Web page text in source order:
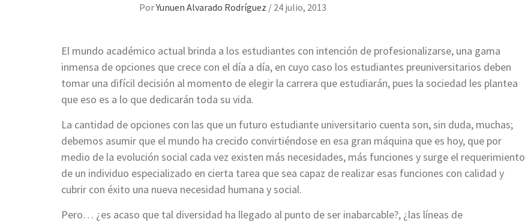
PorYunuen Alvarado Rodríguez / 24 julio, 2013
El mundo académico actual brinda a los estudiantes con intención de profesionalizarse, una gama
inmensa de opciones que crece con el día a día, en cuyo caso los estudiantes preuniversitarios deben
tomar una difícil decisión al momento de elegir la carrera que estudiarán, pues la sociedad les plantea
que eso es a lo que dedicarán toda su vida.
La cantidad de opciones con las que un futuro estudiante universitario cuenta son, sin duda, muchas;
debemos asumir que el mundo ha crecido convirtiéndose en esa gran máquina que es hoy, que por
medio de la evolución social cada vez existen más necesidades, más funciones y surge el requerimiento
de un individuo especializado en cierta tarea que sea capaz de realizar esas funciones con calidad y
cubrir con éxito una nueva necesidad humana y social.
Pero… ¿es acaso que tal diversidad ha llegado al punto de ser inabarcable?, ¿las líneas de